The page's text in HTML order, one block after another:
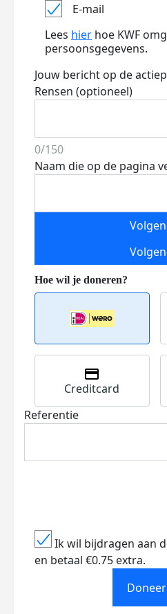
E-mail
Lees hier hoe KWF
persoonsgegevens.
Jouw bericht op de
Rensen (optioneel)
0/150
Naam die op de pagina
Creditcard
Referentie
Ik wil bijdragen aan
en betaal €0.75 extra.